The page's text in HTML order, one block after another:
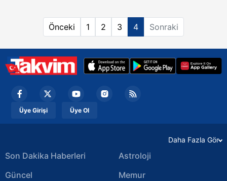
imzaladı
Önceki 1 2 3 4 Sonraki
Üye Girişi Üye Ol
Daha Fazla Gör
Son Dakika Haberleri
Güncel
Astroloji
Memur